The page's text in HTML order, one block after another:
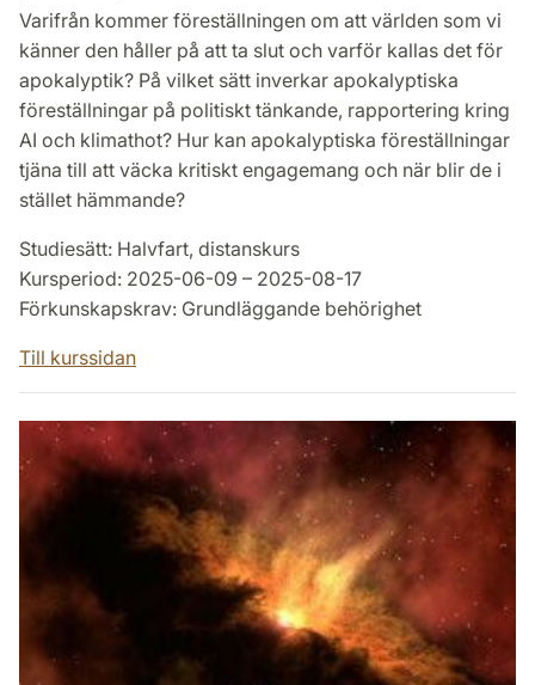
Varifrån kommer föreställningen om att världen som vi
känner den håller på att ta slut och varför kallas det för
apokalyptik? På vilket sätt inverkar apokalyptiska
föreställningar på politiskt tänkande, rapportering kring
AI och klimathot? Hur kan apokalyptiska föreställningar
tjäna till att väcka kritiskt engagemang och när blir de i
stället hämmande?
Studiesätt: Halvfart, distanskurs
Kursperiod: 2025-06-09 – 2025-08-17
Förkunskapskrav: Grundläggande behörighet
Till kurssidan